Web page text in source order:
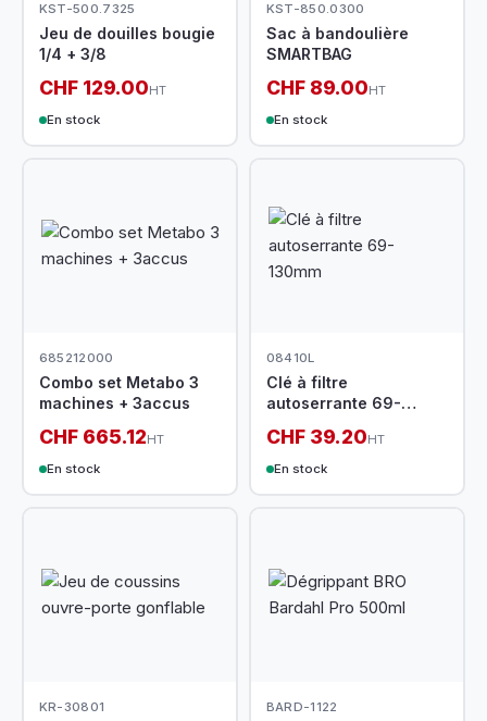
KST-500.7325
Jeu de douilles bougie
1/4 + 3/8
CHF 129.00HT
En stock
KST-850.0300
Sac à bandoulière
SMARTBAG
CHF 89.00HT
En stock
685212000
Combo set Metabo 3
machines + 3accus
CHF 665.12HT
En stock
08410L
Clé à filtre
autoserrante 69-
CHF 39.20HT
En stock
KR-30801 BARD-1122